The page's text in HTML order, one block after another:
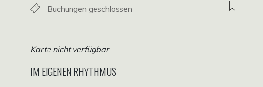
Buchungen geschlossen
Karte nicht verfügbar
IM EIGENEN RHYTHMUS